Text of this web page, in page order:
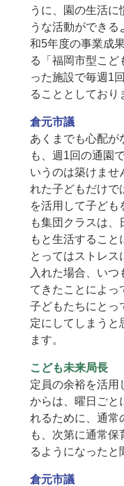
うに、園の生活に
うな活動ができ
和5年度の事業成
る「福岡市型こど
った施設で毎週1
ることとしており
倉元市議
あくまでも心配が
も、週1回の通園
いうのは築けませ
れた子どもだけで
を活用して子ども
も集団クラスは
もと生活すること
とってはストレス
入れた場合、いつ
てきたことによっ
子どもたちにとっ
定にしてしまうと
ます。
こども未来局長
定員の余裕を活用
からは、曜日ごと
れるために、通常
も、次第に通常保
るようになったと
倉元市議